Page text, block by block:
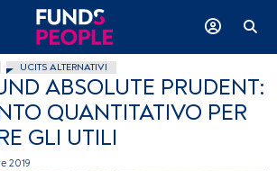
UCITS ALTERNATIVI
ABSOLUTE PRUDENT:
QUANTITATIVO PER
GLI UTILI
2019